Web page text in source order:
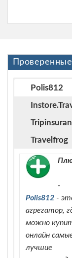
Polis812
Travelfrog
-
Polis812 -
агрегатор,
можно
онлайн
лучшие